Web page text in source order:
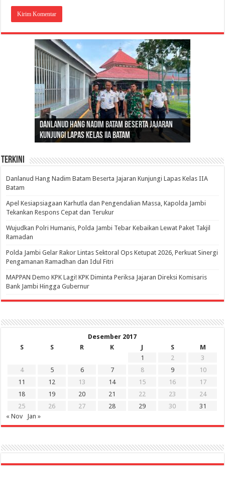
Danlanud Hang Nadim Batam Beserta Jajaran
Kunjungi Lapas Kelas IIA Batam
Silaturahmi dan Reses Komite I DPD RI di Polda
Jambi Bahas Sinergitas Penanganan Narkotika
Gubernur Al Haris: Lomba Cerdas Cermat Sarana
Edukasi Pembentukan Karakter Generasi
Penerus
Gubernur Al Haris Dorong Koperasi Merah Putih
Cepat Beroperasi Agar Bisa Layani Masyarakat
Penuhi Kebutuhannya
Sosok Fenomenal yang Menggetarkan
Nusantara: Ratu Wangsa, Wanita Berkelas
dengan Pengaruh Internasional
Terkini
Danlanud Hang Nadim Batam Beserta Jajaran Kunjungi Lapas Kelas IIA
Batam
Apel Kesiapsiagaan Karhutla dan Pengendalian Massa, Kapolda Jambi
Tekankan Respons Cepat dan Terukur
Wujudkan Polri Humanis, Polda Jambi Tebar Kebaikan Lewat Paket Takjil
Ramadan
Polda Jambi Gelar Rakor Lintas Sektoral Ops Ketupat 2026, Perkuat Sinergi
Pengamanan Ramadhan dan Idul Fitri
‎MAPPAN Demo KPK Lagi! KPK Diminta Periksa Jajaran Direksi Komisaris
Bank Jambi Hingga Gubernur ‎
Desember 2017
S
S R K J S
M
1
2
3
4
5 6 7 8 9
10
11
12 13 14 15 16
17
18
19 20 21 22 23
24
25
26 27 28 29 30
31
« Nov
Jan »